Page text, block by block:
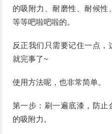
的吸附力、耐磨性、耐候
等等吧啦吧啦的。
反正我们只需要记住一点
就完事了~
使用方法呢，也非常简单。
第一步：刷一遍底漆，防止
的吸附力。